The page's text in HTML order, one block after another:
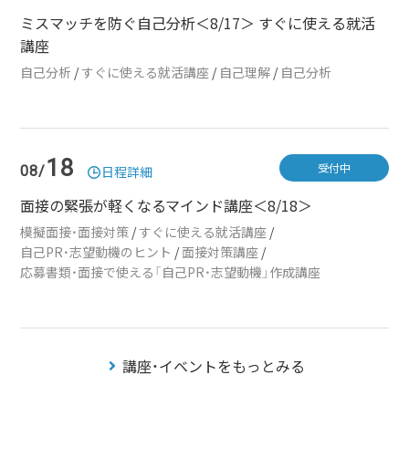
ミスマッチを防ぐ自己分析＜8/17＞ すぐに使える就活
講座
自己分析 /すぐに使える就活講座 / 自己理解 / 自己分析
08/18 日程詳細
面接の緊張が軽くなるマインド講座＜8/18＞
模擬面接・面接対策 /すぐに使える就活講座 /
自己PR・志望動機のヒント /面接対策講座 /
応募書類・面接で使える「自己PR・志望動機」作成講座
受付中
講座・イベントをもっとみる